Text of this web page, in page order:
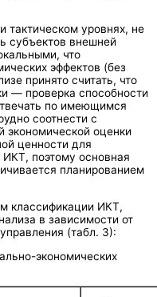
тактическом уровнях, не
субъектов внешней
что
эффектов (без
принято считать, что
— проверка способности
по имеющимся
соотнести с
оценки
ценности для
поэтому основная
планированием
классификации ИКТ,
в зависимости от
(табл. 3):
экономических